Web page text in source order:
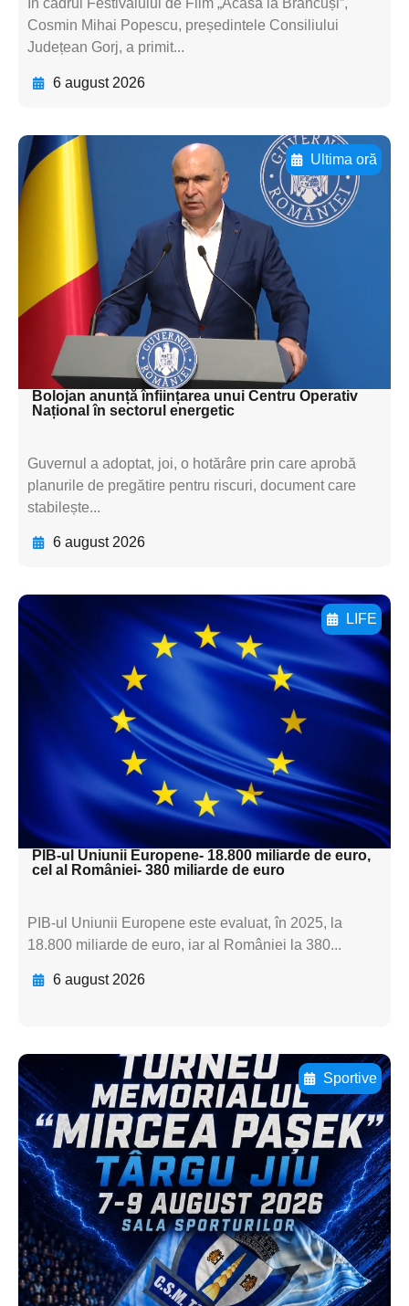
În cadrul Festivalului de Film „Acasă la Brâncuși”,
Cosmin Mihai Popescu, președintele Consiliului
Județean Gorj, a primit...
6 august 2026
Ultima oră
Adaugă aici textul pentru
subtitluAdaugă aici
textul pentru
subtitluAdaugă aici
textul pentru
subtitluAdaugă aici
textul pentru subti
Bolojan anunță înființarea unui Centru Operativ
Național în sectorul energetic
Guvernul a adoptat, joi, o hotărâre prin care aprobă
planurile de pregătire pentru riscuri, document care
stabilește...
6 august 2026
LIFE
Adaugă aici textul pentru
subtitluAdaugă aici
textul pentru
subtitluAdaugă aici
textul pentru
subtitluAdaugă aici
textul pentru subti
PIB-ul Uniunii Europene- 18.800 miliarde de euro,
cel al României- 380 miliarde de euro
PIB-ul Uniunii Europene este evaluat, în 2025, la
18.800 miliarde de euro, iar al României la 380...
6 august 2026
Sportive
Adaugă aici textul pentru
subtitluAdaugă aici
textul pentru
subtitluAdaugă aici
textul pentru
subtitluAdaugă aici
textul pentru subti